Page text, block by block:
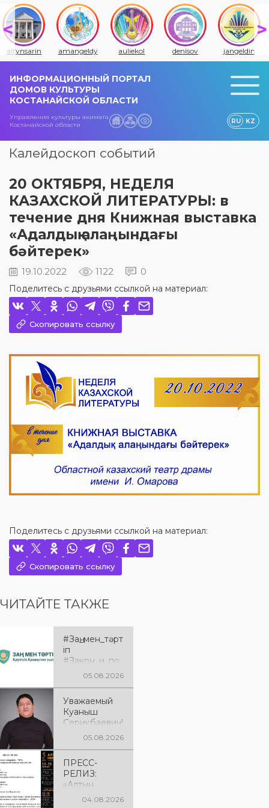
altynsarin amangeldy auliekol denisov jangeldin
ИНФОРМАЦИОННЫЙ ПОРТАЛ
ДОМОВ КУЛЬТУРЫ
КОСТАНАЙСКОЙ ОБЛАСТИ
Управления культуры акимата
Костанайской области
RU KZ
Калейдоскоп событий
20 ОКТЯБРЯ, НЕДЕЛЯ
КАЗАХСКОЙ ЛИТЕРАТУРЫ: в
течение дня Книжная выставка
«Адалдық алаңындағы
бәйтерек»
19.10.2022 1122 0
Поделитесь с друзьями ссылкой на материал:
Скопировать ссылку
Поделитесь с друзьями ссылкой на материал:
Скопировать ссылку
ЧИТАЙТЕ ТАКЖЕ
#Заң_мен_тәрт
іп
#Закон_и_по
рядок05.08.2026
Уважаемый
Куаныш
Серикбаевич!
От всей
Вас с днём
рождения!
05.08.2026
ПРЕСС-
РЕЛИЗ:
«Алтын
микрофон –
04.08.2026